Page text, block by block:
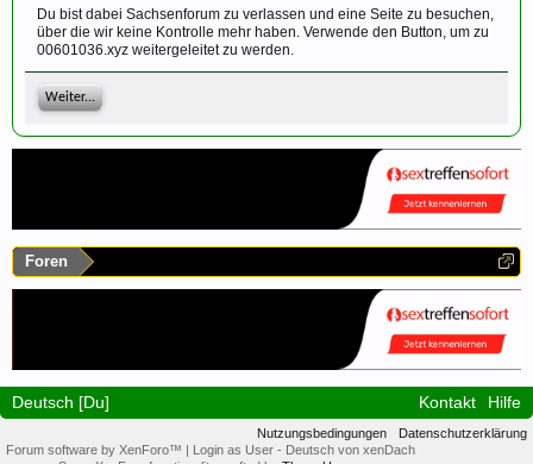
Du bist dabei Sachsenforum zu verlassen und eine Seite zu besuchen,
über die wir keine Kontrolle mehr haben. Verwende den Button, um zu
00601036.xyz weitergeleitet zu werden.
Weiter...
Foren
Deutsch [Du] Kontakt Hilfe
Nutzungsbedingungen
Datenschutzerklärung
Forum software by XenForo™ | Login as User - Deutsch von xenDach